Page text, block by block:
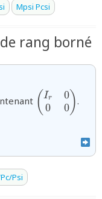
Mpsi Pcsi
rang borné
& 0 \\0
( Ir
0
0
0 ).
Psi